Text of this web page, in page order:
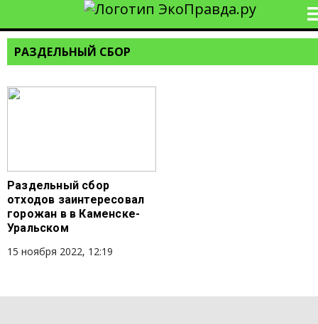
РАЗДЕЛЬНЫЙ СБОР
Раздельный сбор
отходов заинтересовал
горожан в в Каменске-
Уральском
15 ноября 2022, 12:19